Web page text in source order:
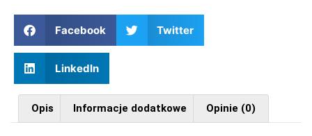
Facebook Twitter
LinkedIn
Opis Informacje dodatkowe Opinie (0)